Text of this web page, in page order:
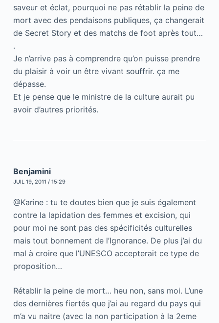
saveur et éclat, pourquoi ne pas rétablir la peine de
mort avec des pendaisons publiques, ça changerait
de Secret Story et des matchs de foot après tout…
.
Je n’arrive pas à comprendre qu’on puisse prendre
du plaisir à voir un être vivant souffrir. ça me
dépasse.
Et je pense que le ministre de la culture aurait pu
avoir d’autres priorités.
Benjamini
JUIL 19, 2011 / 15:29
@Karine : tu te doutes bien que je suis également
contre la lapidation des femmes et excision, qui
pour moi ne sont pas des spécificités culturelles
mais tout bonnement de l’Ignorance. De plus j’ai du
mal à croire que l’UNESCO accepterait ce type de
proposition…
Rétablir la peine de mort… heu non, sans moi. L’une
des dernières fiertés que j’ai au regard du pays qui
m’a vu naitre (avec la non participation à la 2eme